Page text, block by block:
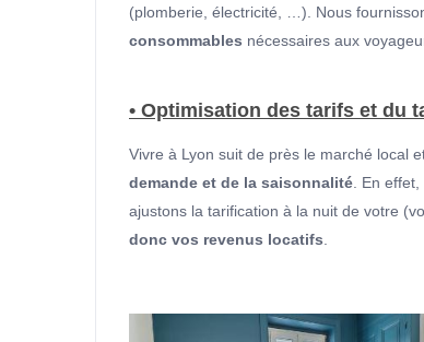
(plomberie, électricité, …). Nous
consommables nécessaires aux
• Optimisation des tarifs et du
Vivre à Lyon suit de près le marché local
demande et de la saisonnalité. En
ajustons la tarification à la nuit de votre
donc vos revenus locatifs.